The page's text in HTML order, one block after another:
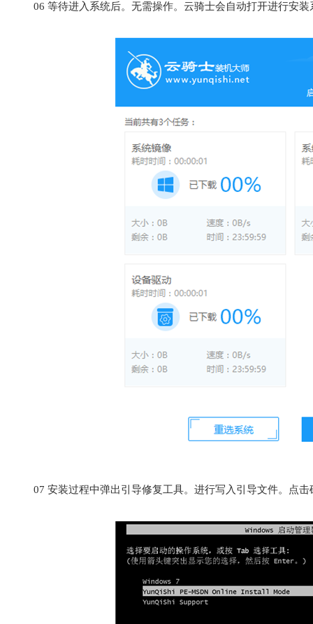
06 等待进入系统后。无需操作。云骑士会自动打开进行安
07 安装过程中弹出引导修复工具。进行写入引导文件。点击